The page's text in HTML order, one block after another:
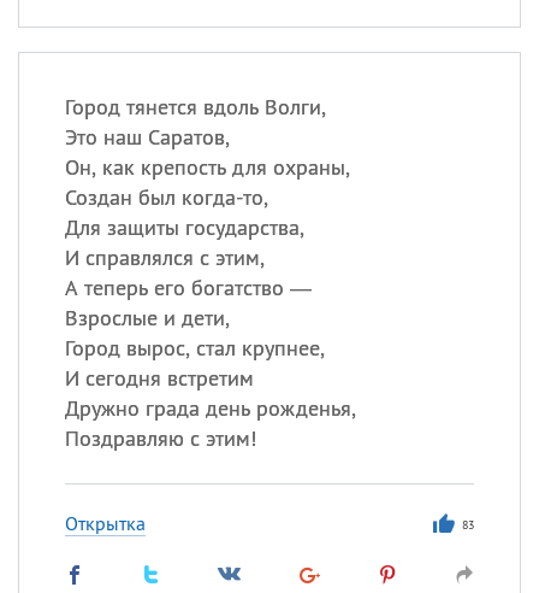
Город тянется вдоль Волги,
Это наш Саратов,
Он, как крепость для охраны,
Создан был когда-то,
Для защиты государства,
И справлялся с этим,
А теперь его богатство —
Взрослые и дети,
Город вырос, стал крупнее,
И сегодня вcтретим
Дружно града день рожденья,
Поздравляю с этим!
Открытка 83